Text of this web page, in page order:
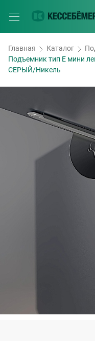
Главная Каталог
Подъемник тип E мини
СЕРЫЙ/Никель